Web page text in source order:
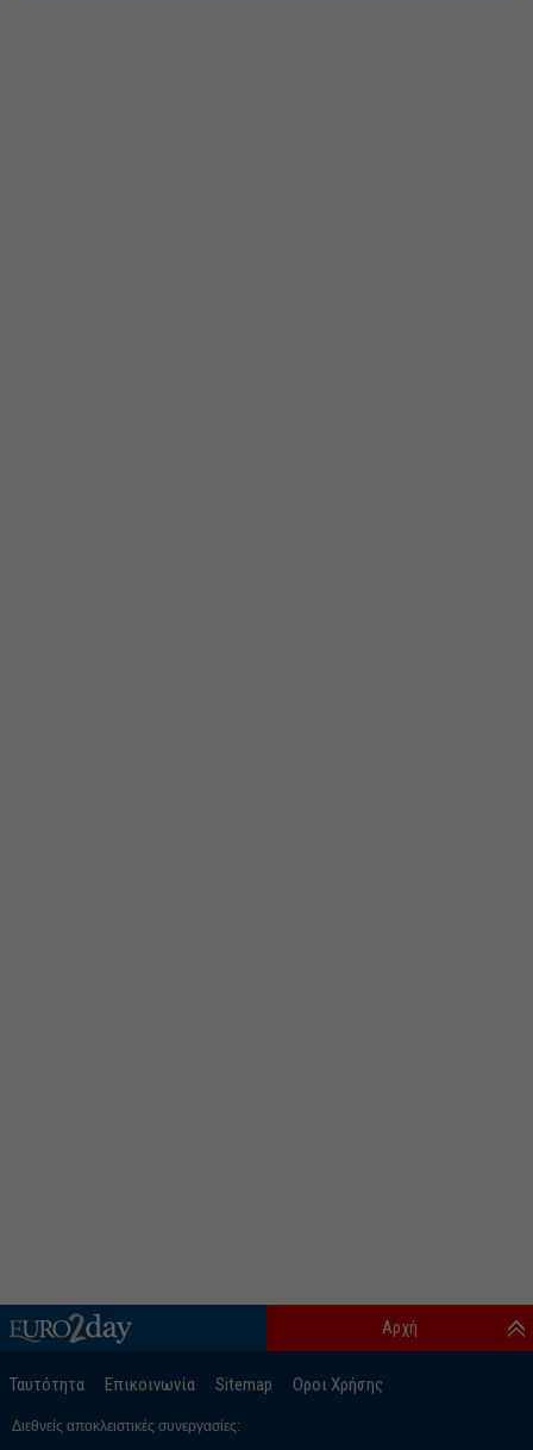
Ταυτότητα Επικοινωνία Sitemap Οροι Χρήσης
Αρχή
Διεθνείς αποκλειστικές συνεργασίες: